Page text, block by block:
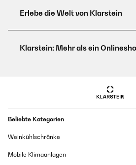
Beliebte Kategorien
Weinkühlschränke
Mobile Klimaanlagen